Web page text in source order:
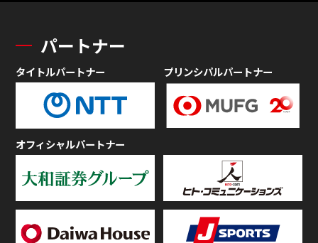
パートナー
タイトルパートナー プリンシパルパートナー
オフィシャルパートナー